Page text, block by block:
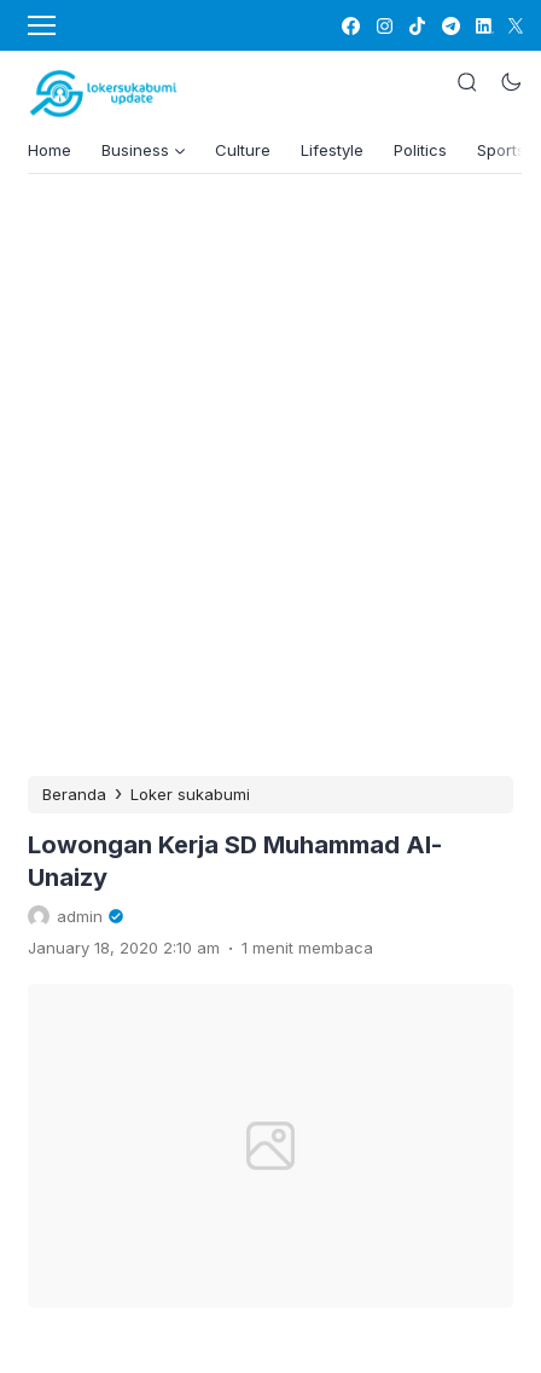
Home Business Culture Lifestyle Politics Sports
Beranda › Loker sukabumi
Lowongan Kerja SD Muhammad Al-
Unaizy
admin
January 18, 2020 2:10 am . 1 menit membaca